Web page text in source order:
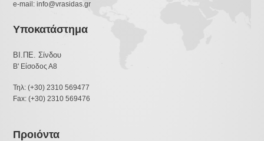
e-mail: info@vrasidas.gr
Υποκατάστημα
ΒΙ.ΠΕ. Σίνδου
Β' Είσοδος Α8
Τηλ: (+30) 2310 569477
Fax: (+30) 2310 569476
Προιόντα